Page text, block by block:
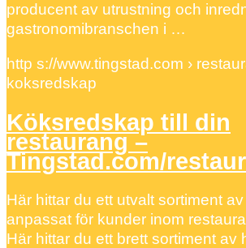
producent av utrustning och
gastronomibranschen i …
http s://www.tingstad.com ›
koksredskap
Köksredskap till din
restaurang –
Tingstad.com/
Här hittar du ett utvalt sortiment
anpassat för kunder inom
Här hittar du ett brett sortiment av